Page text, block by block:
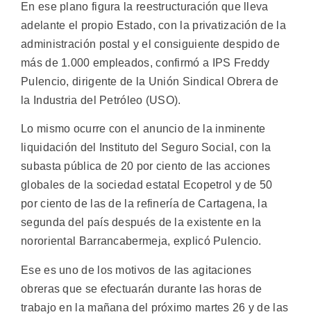
En ese plano figura la reestructuración que lleva
adelante el propio Estado, con la privatización de la
administración postal y el consiguiente despido de
más de 1.000 empleados, confirmó a IPS Freddy
Pulencio, dirigente de la Unión Sindical Obrera de
la Industria del Petróleo (USO).
Lo mismo ocurre con el anuncio de la inminente
liquidación del Instituto del Seguro Social, con la
subasta pública de 20 por ciento de las acciones
globales de la sociedad estatal Ecopetrol y de 50
por ciento de las de la refinería de Cartagena, la
segunda del país después de la existente en la
nororiental Barrancabermeja, explicó Pulencio.
Ese es uno de los motivos de las agitaciones
obreras que se efectuarán durante las horas de
trabajo en la mañana del próximo martes 26 y de las